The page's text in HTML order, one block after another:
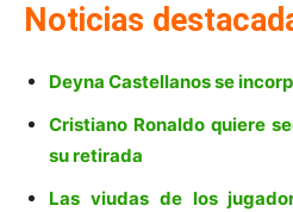
Noticias
Deyna Castellanos se
Cristiano Ronaldo quiere
su retirada
Las viudas de los